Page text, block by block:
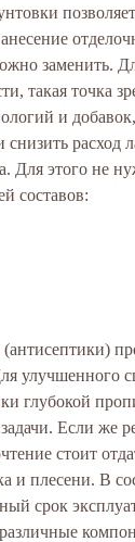
заменить.
такая точка
и
расход
Для этого не
составов:
улучшенного
глубокой
Если же
стоит
и плесени. В
срок